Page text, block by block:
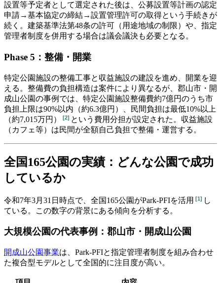
設置等予定者として選定された後は、公募設置等計画の認定
申請→基本協定の締結→設置管理許可の取得という手続きが
続く。建築基準法第48条の許可（用途地域の制限）や、指定
管理者制度を併用する場合は議会議決も必要となる。
Phase 5：整備・開業
特定公園施設の整備工事と収益施設の建設を進め、開業を迎
える。整備費の負担構造は案件により異なるが、郡山市・開
成山公園の事例では、 特定公園施設整備費約7億円のうち市
負担上限は90%以内（約6.3億円）、民間負担は最低10%以上
（約7,015万円）
[2] という費用分担が設定された。収益施設
（カフェ等）は民間が全額自己負担で整備・運営する。
全国165公園の実績：どんな公園で成功
しているか
令和7年3月31日時点で、全国165公園がPark-PFIを活用 [1] し
ている。この数字の背景にある傾向を分析する。
大規模公園の代表事例：郡山市・開成山公園
開成山公園事業は、Park-PFIと指定管理者制度を組み合わせ
た複合型モデルとして全国的に注目度が高い。